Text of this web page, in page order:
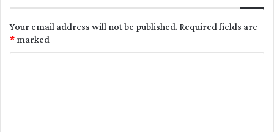
Your email address will not be published.Required fields are
marked
*